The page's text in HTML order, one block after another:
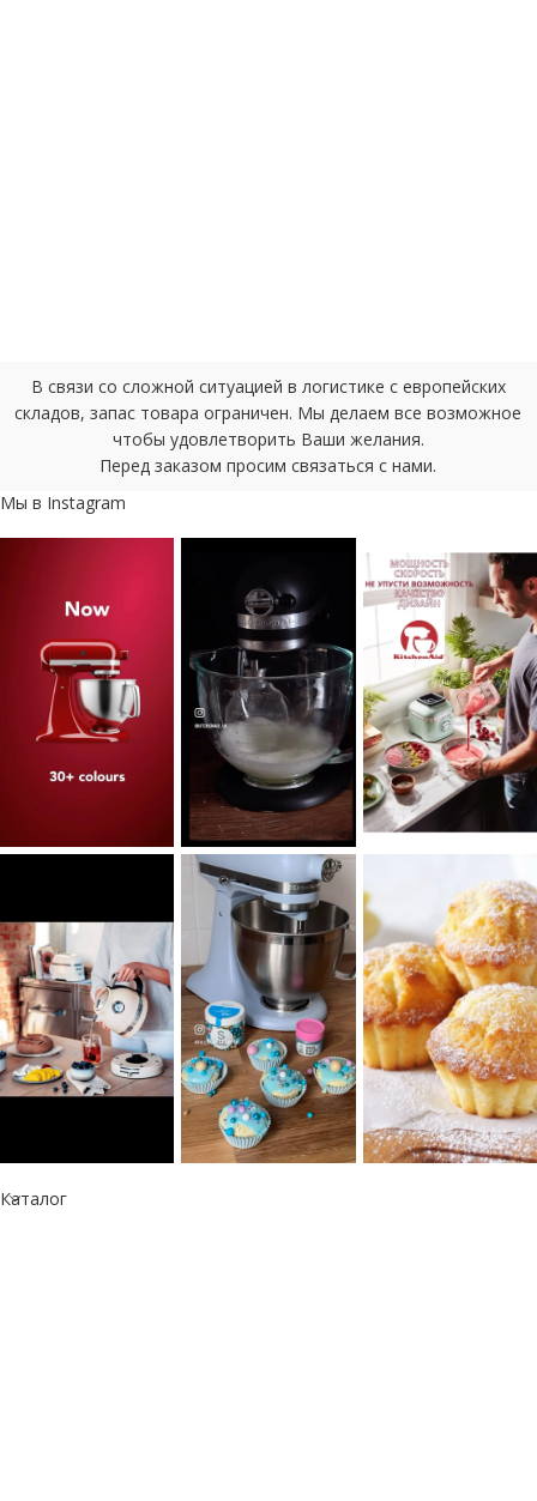
В связи со сложной ситуацией в логистике с европейских
складов, запас товара ограничен. Мы делаем все возможное
чтобы удовлетворить Ваши желания.
Перед заказом просим связаться с нами.
Мы в Instagram
Каталог